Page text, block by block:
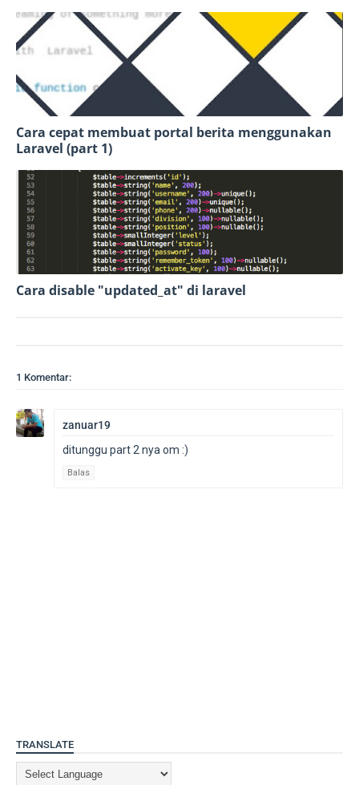
Cara cepat membuat portal berita menggunakan
Laravel (part 1)
Cara disable "updated_at" di laravel
1 Komentar:
zanuar19
ditunggu part 2 nya om :)
Balas
TRANSLATE